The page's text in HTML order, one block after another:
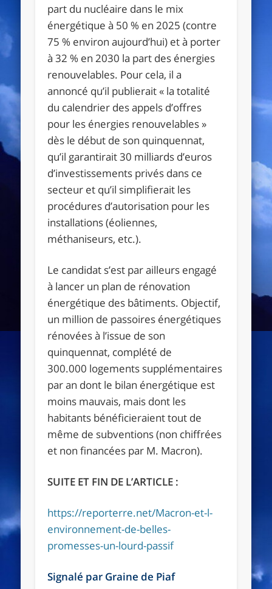
part du nucléaire dans le mix
énergétique à 50 % en 2025 (contre
75 % environ aujourd’hui) et à porter
à 32 % en 2030 la part des énergies
renouvelables. Pour cela, il a
annoncé qu’il publierait« la totalité
du calendrier des appels d’offres
pour les énergies renouvelables »
dès le début de son quinquennat,
qu’il garantirait 30 milliards d’euros
d’investissements privés dans ce
secteur et qu’il simplifierait les
procédures d’autorisation pour les
installations (éoliennes,
méthaniseurs, etc.).
Le candidat s’est par ailleurs engagé
à lancer un plan de rénovation
énergétique des bâtiments. Objectif,
un million de passoires énergétiques
rénovées à l’issue de son
quinquennat, complété de
300.000 logements supplémentaires
par an dont le bilan énergétique est
moins mauvais, mais dont les
habitants bénéficieraient tout de
même de subventions (non chiffrées
et non financées par M. Macron).
SUITE ET FIN DE L’ARTICLE :
https://reporterre.net/Macron-et-l-
environnement-de-belles-
promesses-un-lourd-passif
Signalé par Graine de Piaf